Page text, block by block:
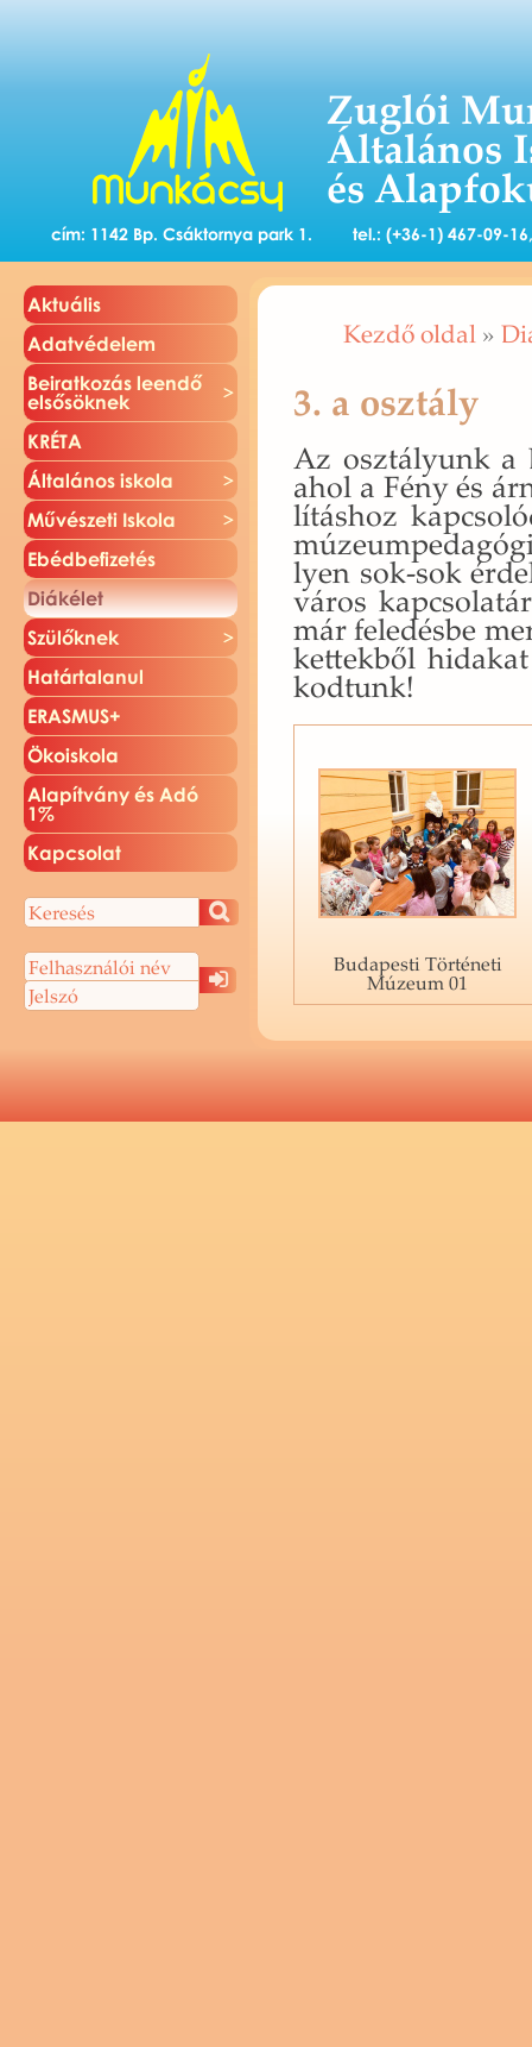
Zuglói
Általános
és
cím: 1142 Bp. Csáktornya park 1. tel.: (+36-1) 467-09-
Ak­tu­á­lis
Adat­vé­de­lem
Be­irat­ko­zás le­en­dő
el­ső­sök­nek
KRÉTA
Ál­ta­lá­nos is­ko­la
Mű­vé­sze­ti Is­ko­la
Ebéd­be­fi­ze­tés
Di­ák­élet
Szü­lők­nek
Ha­tár­ta­la­nul
ERAS­MUS+
Öko­is­ko­la
Ala­pít­vány és Adó
1%
Kap­cso­lat
Kezdő oldal »
3. a osztály
Az osz­tá­lyunk a
ahol a Fény és
lí­tás­hoz
lyen sok-sok
vá­ros
már fe­le­dés­be
ket­tek­ből
kod­tunk!
Budapesti Történeti
Múzeum 01